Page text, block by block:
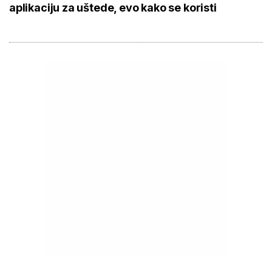
aplikaciju za uštede, evo kako se koristi